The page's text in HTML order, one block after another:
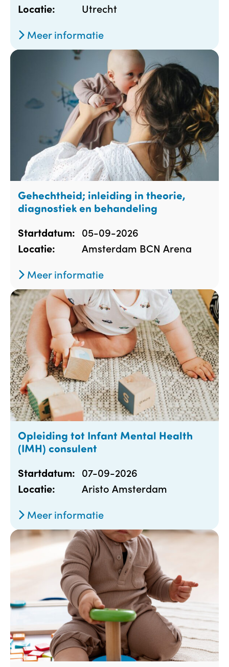
Locatie:
Utrecht
Meer informatie
Gehechtheid; inleiding in theorie,
diagnostiek en behandeling
Startdatum: 05-09-2026
Locatie:
Amsterdam BCN Arena
Meer informatie
Opleiding tot Infant Mental Health
(IMH) consulent
Startdatum: 07-09-2026
Locatie:
Aristo Amsterdam
Meer informatie